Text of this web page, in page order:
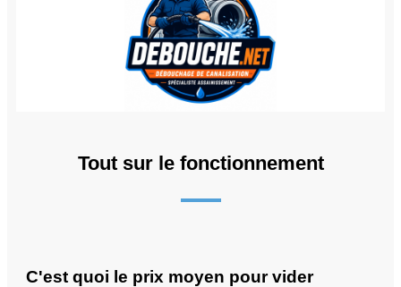
Tout sur le fonctionnement
C'est quoi le prix moyen pour vider